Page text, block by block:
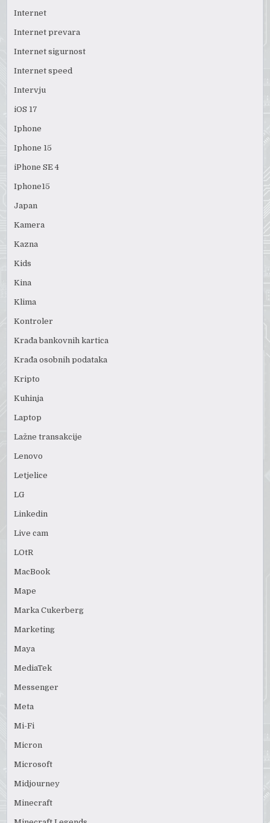
Internet
Internet prevara
Internet sigurnost
Internet speed
Intervju
iOS 17
Iphone
Iphone 15
iPhone SE 4
Iphone15
Japan
Kamera
Kazna
Kids
Kina
Klima
Kontroler
Krađa bankovnih kartica
Krađa osobnih podataka
Kripto
Kuhinja
Laptop
Lažne transakcije
Lenovo
Letjelice
LG
Linkedin
Live cam
LOtR
MacBook
Mape
Marka Cukerberg
Marketing
Maya
MediaTek
Messenger
Meta
Mi-Fi
Micron
Microsoft
Midjourney
Minecraft